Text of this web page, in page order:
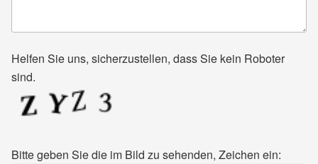
Helfen Sie uns, sicherzustellen, dass Sie kein Roboter
sind.
Bitte geben Sie die im Bild zu sehenden, Zeichen ein: